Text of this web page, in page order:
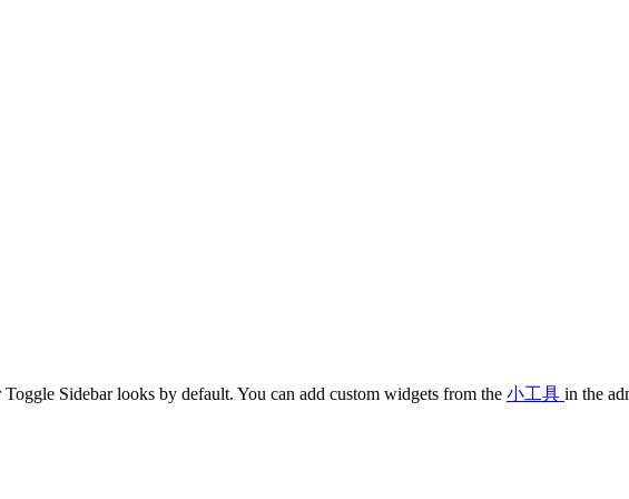
Sidebar looks by default. You can add custom widgets from the 小工具 in the